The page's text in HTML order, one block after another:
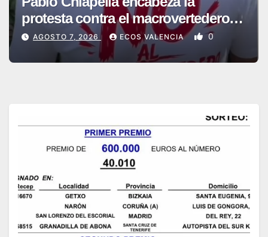
protesta contra el macrovertedero
que se quiere instalar en Zarra
AGOSTO 7, 2026 ECOS VALENCIA 0